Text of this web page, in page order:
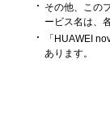
その他、この
ービス名は、
「HUAWEI
あります。